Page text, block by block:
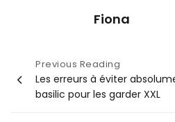
Fiona
Navigation
de
l’article
Previous Reading
Les erreurs à éviter
basilic pour les garder XXL